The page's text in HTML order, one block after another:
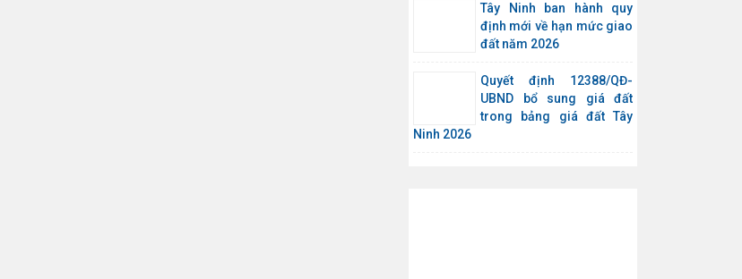
Tây Ninh ban hành quy
định mới về hạn mức giao
đất năm 2026
Quyết định 12388/QĐ-
UBND bổ sung giá đất
trong bảng giá đất Tây
Ninh 2026